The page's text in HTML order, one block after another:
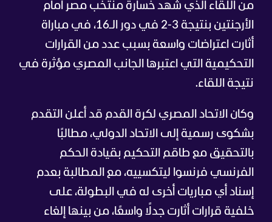
من اللقاء الذي شهد خسارة منتخب مصر أمام
الأرجنتين بنتيجة 3-2 في دور الـ16، في مباراة
أثارت اعتراضات واسعة بسبب عدد من القرارات
التحكيمية التي اعتبرها الجانب المصري مؤثرة في
نتيجة اللقاء.
وكان الاتحاد المصري لكرة القدم قد أعلن التقدم
بشكوى رسمية إلى الاتحاد الدولي، مطالبًا
بالتحقيق مع طاقم التحكيم بقيادة الحكم
الفرنسي فرنسوا ليتكسييه، مع المطالبة بعدم
إسناد أي مباريات أخرى له في البطولة، على
خلفية قرارات أثارت جدلًا واسعًا، من بينها إلغاء